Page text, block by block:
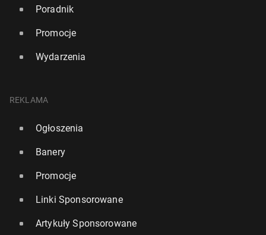
W Au­stra­lii po­wsta­nie naj­wyż­szy na świecie wie­żo­
Poradnik
Promocje
Wydarzenia
REKLAMA
Ogłoszenia
Banery
Promocje
Linki Sponsorowane
Artykuły Sponsorowane